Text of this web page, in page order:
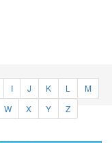
I J K L
M
W X Y Z